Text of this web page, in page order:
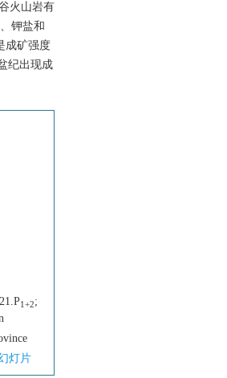
火山岩有
钾盐和
成矿强度
纪出现成
1+2;
灯片